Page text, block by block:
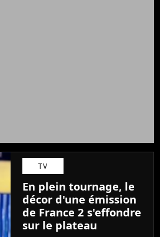
TV
En plein tournage, le
décor d'une émission
de France 2 s'effondre
sur le plateau